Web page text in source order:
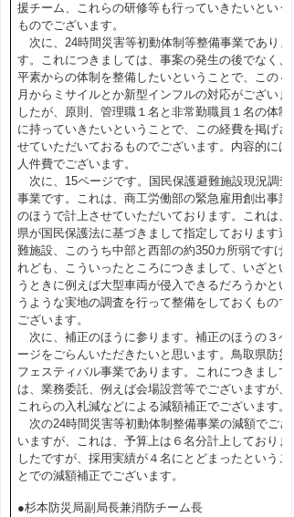
援チーム、これらの研修等も行っていきたいという
ものでございます。
次に、24時間災害等初動体制等整備事業でありま
す。これにつきましては、事案の発生の後でなく、
平素からの体制を整備したいということで、この４
月からミサイルとか新型インフルの対応がございま
したが、原則、管理職１名と非常勤職員１名の体制
に持っていきたいということで、この経費を掲げさ
せていただいておるものでございます。内容的には
人件費でございます。
次に、15ページです。国民保護避難施設現況調査
事業です。これは、商工労働部の緊急雇用創出事業
のほうで計上させていただいております。これは、
県が国民保護法に基づきまして指定しております避
難施設、このうち中部と西部の約350カ所弱ですけ
れども、こういったところにつきまして、いざとい
うときに例えば大型車両が侵入できるだろうかとい
うような実地の調査を行って整備をしておくもので
ございます。
次に、補正のほうに参ります。補正のほうの３ペ
ージをごらんいただきたいと思います。鳥取県防災
フェスティバル事業であります。これにつきまして
は、業務委託、例えば会場設営等でございますが、
これらの入札減などによる減額補正でございます。
次の24時間災害等初動体制整備事業の減額でござ
いますが、これは、予算上は６名分計上しておりま
したですが、採用実績が４名にとどまったというこ
とでの減額補正でございます。
●杉本防災局副局長兼消防チーム長